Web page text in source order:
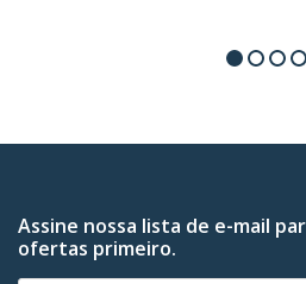
Assine nossa lista de e-mail
ofertas primeiro.